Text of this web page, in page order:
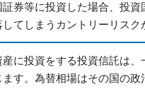
証券等に投資した場合、投
てしまうカントリーリスク
に投資をする投資信託は
す。為替相場はその国の